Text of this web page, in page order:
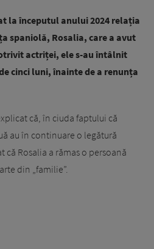
la începutul anului 2024 relația
spaniolă, Rosalia, care a avut
actriței, ele s-au întâlnit
cinci luni, înainte de a renunța
că, în ciuda faptului că
au în continuare o legătură
că Rosalia a rămas o persoană
din „familie”.